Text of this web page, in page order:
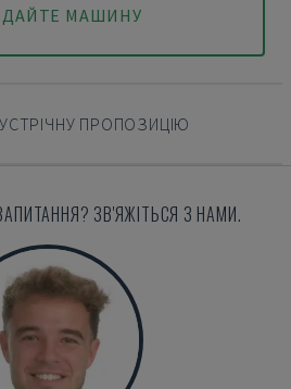
МАШИНУ
ПРОПОЗИЦІЮ
ЗВ'ЯЖІТЬСЯ З НАМИ.